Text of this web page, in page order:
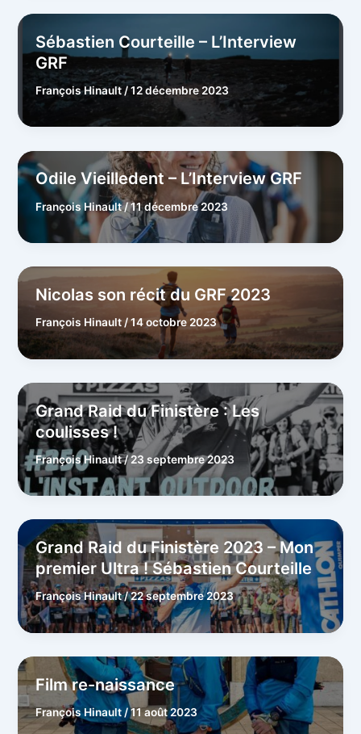
Sébastien Courteille – L’Interview
GRF
François Hinault /12 décembre 2023
Odile Vieilledent – L’Interview GRF
François Hinault/11 décembre 2023
Nicolas son récit du GRF 2023
François Hinault /14 octobre 2023
Grand Raid du Finistère : Les
coulisses !
François Hinault/23 septembre 2023
Grand Raid du Finistère 2023 – Mon
premier Ultra ! Sébastien Courteille
François Hinault/22 septembre 2023
Film re-naissance
François Hinault /11 août 2023